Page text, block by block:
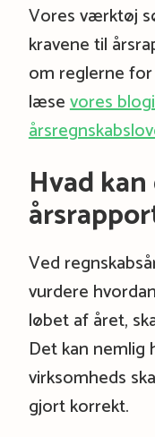
Vores værktøj
kravene til
om reglerne
læsevores
Hvad
Ved
vurdere
løbet af året,
Det kan
virksomheds
gjort korrekt.